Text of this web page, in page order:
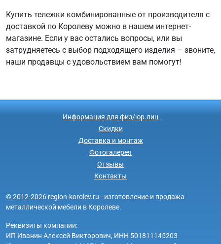
Купить тележки комбинированные от производителя с
доставкой по Королеву можно в нашем интернет-
магазине. Если у вас остались вопросы, или вы
затрудняетесь с выбор подходящего изделия – звоните,
наши продавцы с удовольствием вам помогут!
Информация для физ/юр.лиц
Скидки
Доставка и монтаж
Фотогалерея
Отзывы
Контакты
© 2012-2026 region-korolev.ru - изготовление и продажа
металлической мебели в Королеве.
Реквизиты компании:
ИП Иванин Алексей Викторович, ИНН 501811145203